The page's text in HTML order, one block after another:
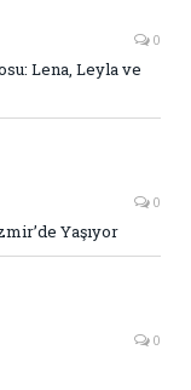
0
Lena, Leyla ve
0
Yaşıyor
0